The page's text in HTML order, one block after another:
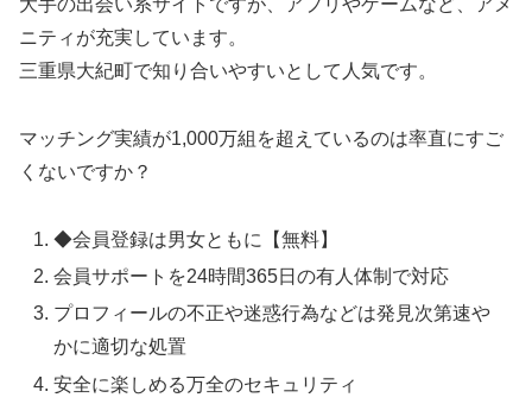
大手の出会い系サイトですが、アプリやゲームなど、アメ
ニティが充実しています。
三重県大紀町で知り合いやすいとして人気です。
マッチング実績が1,000万組を超えているのは率直にすご
くないですか？
◆会員登録は男女ともに【無料】
会員サポートを24時間365日の有人体制で対応
プロフィールの不正や迷惑行為などは発見次第速や
かに適切な処置
安全に楽しめる万全のセキュリティ